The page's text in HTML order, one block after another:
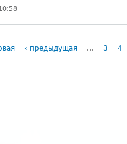
‹ предыдущая … 3 4